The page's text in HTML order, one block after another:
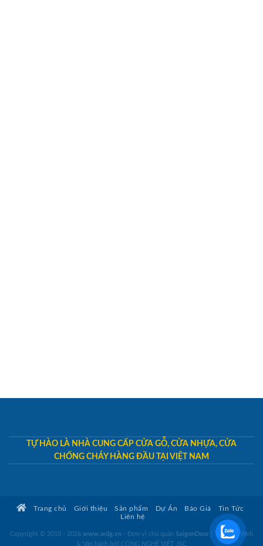
TỰ HÀO LÀ NHÀ CUNG CẤP CỬA GỖ, CỬA NHỰA, CỬA
CHỐNG CHÁY HÀNG ĐẦU TẠI VIỆT NAM
Trang chủ Giới thiệu Sản phẩm Dự Án Báo Giá
Tin Tức
Liên hệ
Copyright © 2010 - 2026 www.wdg.vn - Đơn vị chủ quản SaigonDoor
Thiết kế Web
& Vận hành bởi CÔNG NGHỆ VIỆT JSC